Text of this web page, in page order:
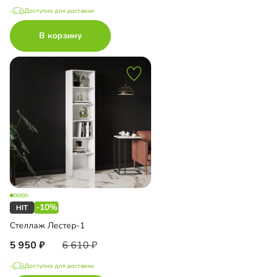
Доступно для доставки
В корзину
-10%
Стеллаж Лестер-1
5 950 6 610
Доступно для доставки